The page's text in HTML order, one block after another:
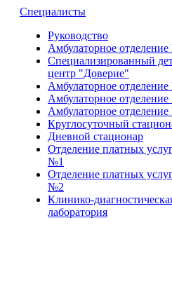
Специалисты
Руководство
Амбулаторное
Специализированный
центр "Доверие"
Амбулаторное
Амбулаторное
Амбулаторное
Круглосуточный
Дневной стационар
Отделение платных
№1
Отделение платных
№2
Клинико-
лаборатория